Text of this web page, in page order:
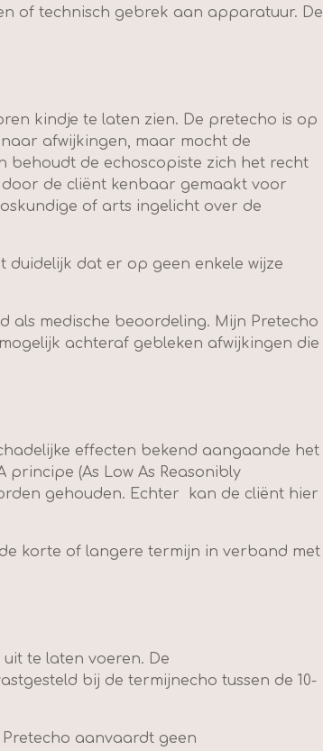
of technisch gebrek aan apparatuur. De
kindje te laten zien. De pretecho is op
afwijkingen, maar mocht de
behoudt de echoscopiste zich het recht
de cliënt kenbaar gemaakt voor
of arts ingelicht over de
dat er op geen enkele wijze
als medische beoordeling. Mijn Pretecho
achteraf gebleken afwijkingen die
effecten bekend aangaande het
(As Low As Reasonibly
gehouden. Echter
kan de cliënt hier
korte of langere termijn in verband met
te laten voeren. De
bij de termijnecho tussen de 10-
Pretecho aanvaardt geen